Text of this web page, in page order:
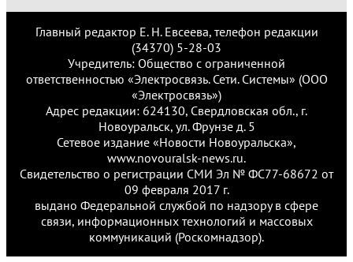
Главный редактор Е. Н. Евсеева, телефон редакции
(34370) 5-28-03
Учредитель: Общество с ограниченной
ответственностью «Электросвязь. Сети. Системы» (ООО
«Электросвязь»)
Адрес редакции: 624130, Свердловская обл., г.
Новоуральск, ул. Фрунзе д. 5
Сетевое издание «Новости Новоуральска»,
www.novouralsk-news.ru.
Свидетельство о регистрации СМИ Эл № ФС77-68672 от
09 февраля 2017 г.
выдано Федеральной службой по надзору в сфере
связи, информационных технологий и массовых
коммуникаций (Роскомнадзор).